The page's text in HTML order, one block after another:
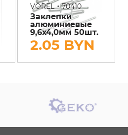
VOREL•70410
Заклепки
алюминиевые
9,6х4,0мм 50шт.
2.05 BYN